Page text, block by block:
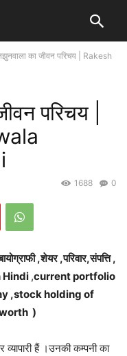
का जीवन परिचय | Rakesh
परिचय |
0
1688
,शेयर ,परिवार,संपत्ति ,
Hindi ,current portfolio
,stock holding of
)
हैं ।उनकी कम्पनी का